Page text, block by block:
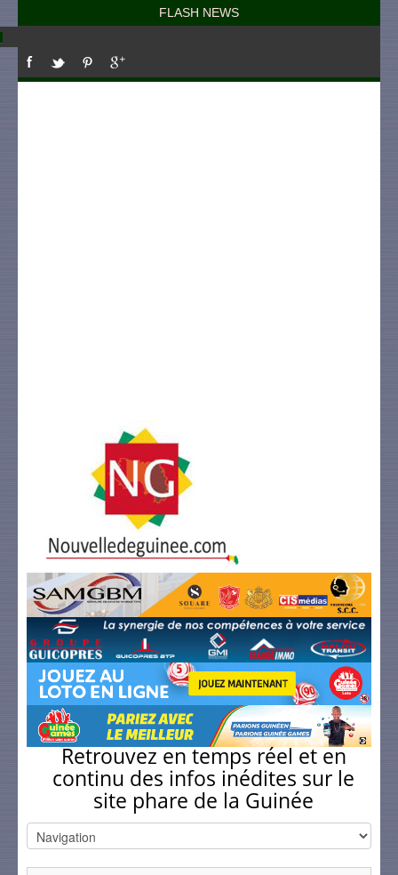
FLASH NEWS
Retrouvez en temps réel et en
continu des infos inédites sur le
site phare de la Guinée